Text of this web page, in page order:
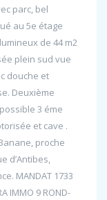
parc, bel
au 5e étage
de 44 m2
plein sud vue
douche et
Deuxième
3 éme
et cave .
proche
d’Antibes,
MANDAT 1733
IMMO 9 ROND-